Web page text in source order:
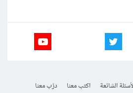
الشائعة اكتب معنا
درّب معنا